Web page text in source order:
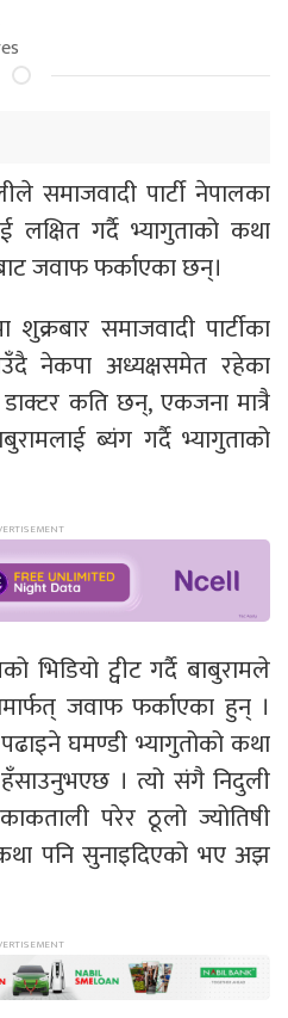
समाजवादी पार्टी नेपालका
लक्षित गर्दै भ्यागुताको कथा
जवाफ फर्काएका छन्।
शुक्रबार समाजवादी पार्टीका
नेकपा अध्यक्षसमेत रहेका
कति छन्, एकजना मात्रै
ब्यंग गर्दै भ्यागुताको
ट्वीट गर्दै बाबुरामले
जवाफ फर्काएका हुन् ।
पढाइने घमण्डी भ्यागुतोको कथा
। त्यो संगै निदुली
परेर ठूलो ज्योतिषी
पनि सुनाइदिएको भए अझ